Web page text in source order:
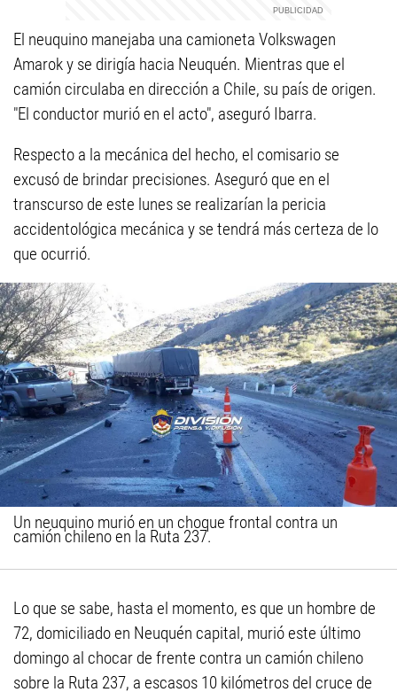
El neuquino manejaba una camioneta Volkswagen
Amarok y se dirigía hacia Neuquén. Mientras que el
camión circulaba en dirección a Chile, su país de origen.
"El conductor murió en el acto", aseguró Ibarra.
Respecto a la mecánica del hecho, el comisario se
excusó de brindar precisiones. Aseguró que en el
transcurso de este lunes se realizarían la pericia
accidentológica mecánica y se tendrá más certeza de lo
que ocurrió.
Un neuquino murió en un choque frontal contra un
camión chileno en la Ruta 237.
Lo que se sabe, hasta el momento, es que un hombre de
72, domiciliado en Neuquén capital, murió este último
domingo al chocar de frente contra un camión chileno
sobre la Ruta 237, a escasos 10 kilómetros del cruce de